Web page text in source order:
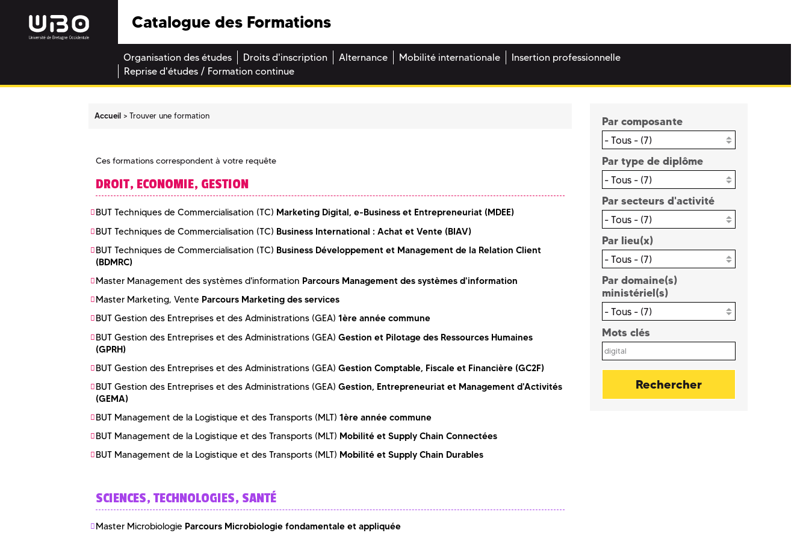
Catalogue des Formations
Organisation des études Droits d'inscription Alternance Mobilité internationale
Insertion professionnelle
Reprise d'études / Formation continue
Accueil Trouver une formation
Ces formations correspondent à votre requête
DROIT, ECONOMIE, GESTION
BUT Techniques de Commercialisation (TC) Marketing Digital, e-Business et Entrepreneuriat (MDEE)
BUT Techniques de Commercialisation (TC) Business International : Achat et Vente (BIAV)
BUT Techniques de Commercialisation (TC) Business Développement et Management de la Relation Client
(BDMRC)
Master Management des systèmes d'information Parcours Management des systèmes d'information
Master Marketing, Vente Parcours Marketing des services
BUT Gestion des Entreprises et des Administrations (GEA) 1ère année commune
BUT Gestion des Entreprises et des Administrations (GEA) Gestion et Pilotage des Ressources Humaines
(GPRH)
BUT Gestion des Entreprises et des Administrations (GEA) Gestion Comptable, Fiscale et Financière (GC2F)
BUT Gestion des Entreprises et des Administrations (GEA) Gestion, Entrepreneuriat et Management d'Activités
(GEMA)
BUT Management de la Logistique et des Transports (MLT) 1ère année commune
BUT Management de la Logistique et des Transports (MLT) Mobilité et Supply Chain Connectées
BUT Management de la Logistique et des Transports (MLT) Mobilité et Supply Chain Durables
SCIENCES, TECHNOLOGIES, SANTÉ
Master Microbiologie Parcours Microbiologie fondamentale et appliquée
Par composante
- Tous - (7)
Par type de diplôme
- Tous - (7)
Par secteurs d'activité
- Tous - (7)
Par lieu(x)
- Tous - (7)
Par domaine(s)
ministériel(s)
- Tous - (7)
Mots clés